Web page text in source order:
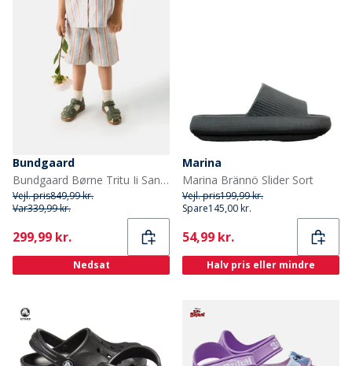
Bundgaard
Bundgaard Børne Tritu Ii Sandaler Army
Vejl. pris849,99 kr.
Var339,99 kr.
Current
299,99 kr.
Nedsat
Marina
Marina Brännö Slider Sort
Vejl. pris199,99 kr.
Spare145,00 kr.
Current
54,99 kr.
Halv pris eller mindre